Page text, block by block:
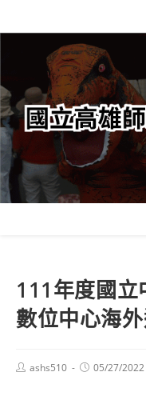
轉
要
內
容
111年度國立
數位中心海
Postashs510
Post05/27/2022